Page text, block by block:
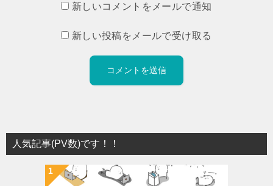
新しいコメントをメールで通知
新しい投稿をメールで受け取る
人気記事(PV数)です！！